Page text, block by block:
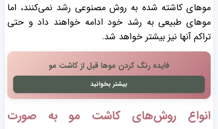
موهای کاشته شده به روش مصنوعی رشد نمی‌کنند، اما
موهای طبیعی به رشد خود ادامه خواهند داد و حتی
تراکم آنها نیز بیشتر خواهد شد.
فایده رنگ کردن موها قبل از کاشت مو
بیشتر بخوانید
انواع روش‌های کاشت مو به صورت